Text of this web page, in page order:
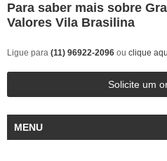
Para saber mais sobre
Valores Vila Brasilina
Ligue para (11) 96922-2096 ou clique
Solicite um
MENU